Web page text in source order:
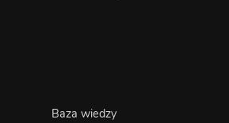
Baza wiedzy